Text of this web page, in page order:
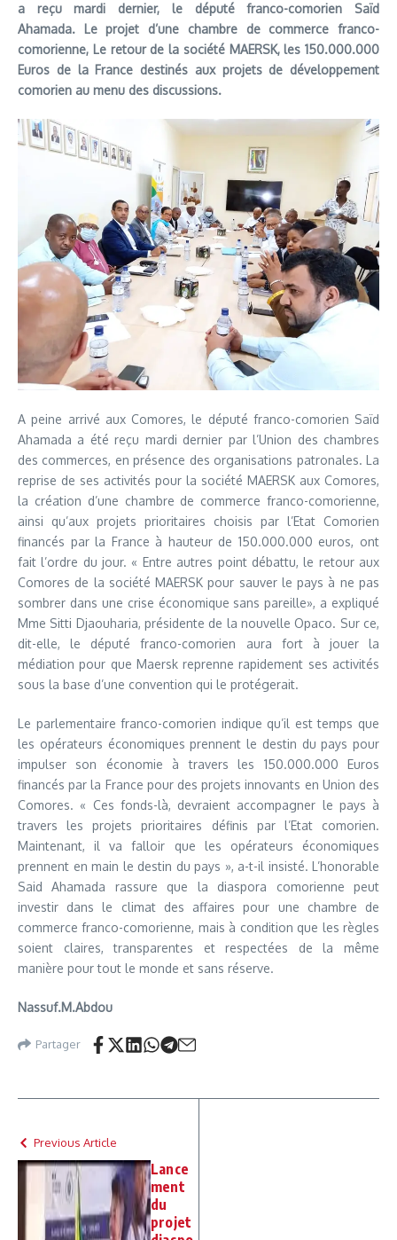
a reçu mardi dernier, le député franco-comorien Saïd
Ahamada. Le projet d’une chambre de commerce franco-
comorienne, Le retour de la société MAERSK, les 150.000.000
Euros de la France destinés aux projets de développement
comorien au menu des discussions.
A peine arrivé aux Comores, le député franco-comorien Saïd
Ahamada a été reçu mardi dernier par l’Union des chambres
des commerces, en présence des organisations patronales. La
reprise de ses activités pour la société MAERSK aux Comores,
la création d’une chambre de commerce franco-comorienne,
ainsi qu’aux projets prioritaires choisis par l’Etat Comorien
financés par la France à hauteur de 150.000.000 euros, ont
fait l’ordre du jour. « Entre autres point débattu, le retour aux
Comores de la société MAERSK pour sauver le pays à ne pas
sombrer dans une crise économique sans pareille», a expliqué
Mme Sitti Djaouharia, présidente de la nouvelle Opaco. Sur ce,
dit-elle, le député franco-comorien aura fort à jouer la
médiation pour que Maersk reprenne rapidement ses activités
sous la base d’une convention qui le protégerait.
Le parlementaire franco-comorien indique qu’il est temps que
les opérateurs économiques prennent le destin du pays pour
impulser son économie à travers les 150.000.000 Euros
financés par la France pour des projets innovants en Union des
Comores. « Ces fonds-là, devraient accompagner le pays à
travers les projets prioritaires définis par l’Etat comorien.
Maintenant, il va falloir que les opérateurs économiques
prennent en main le destin du pays », a-t-il insisté. L’honorable
Said Ahamada rassure que la diaspora comorienne peut
investir dans le climat des affaires pour une chambre de
commerce franco-comorienne, mais à condition que les règles
soient claires, transparentes et respectées de la même
manière pour tout le monde et sans réserve.
Nassuf.M.Abdou
Partager
Previous Article
Lance
ment
du
projet